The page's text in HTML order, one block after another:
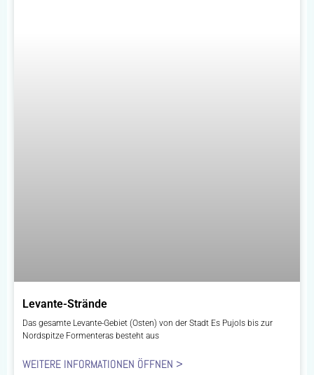
Levante-Strände
Das gesamte Levante-Gebiet (Osten) von der Stadt Es Pujols bis zur
Nordspitze Formenteras besteht aus
WEITERE INFORMATIONEN ÖFFNEN >